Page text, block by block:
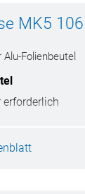
MK5 106
Folienbeutel
erforderlich
0 - 22 mm, L: 106